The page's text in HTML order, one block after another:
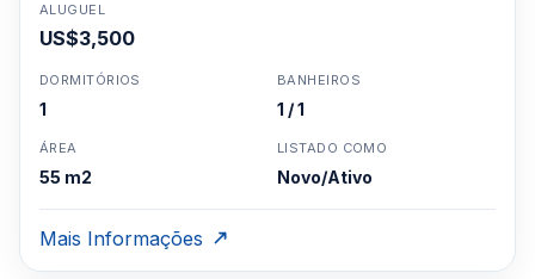
ALUGUEL
US$3,500
DORMITÓRIOS
1
BANHEIROS
1 / 1
ÁREA
55 m2
LISTADO COMO
Novo/Ativo
Mais Informações